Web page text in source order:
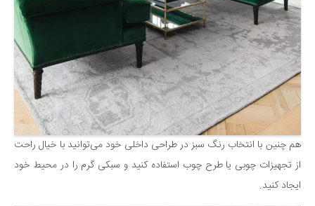
هم چنین با انتخاب رنگ سبز در طراحی داخلی خود می‌توانید با خیال راحت
از تجهیزات چوبی یا طرح چوب استفاده کنید و سبکی گرم را در محیط خود
ایجاد کنید.